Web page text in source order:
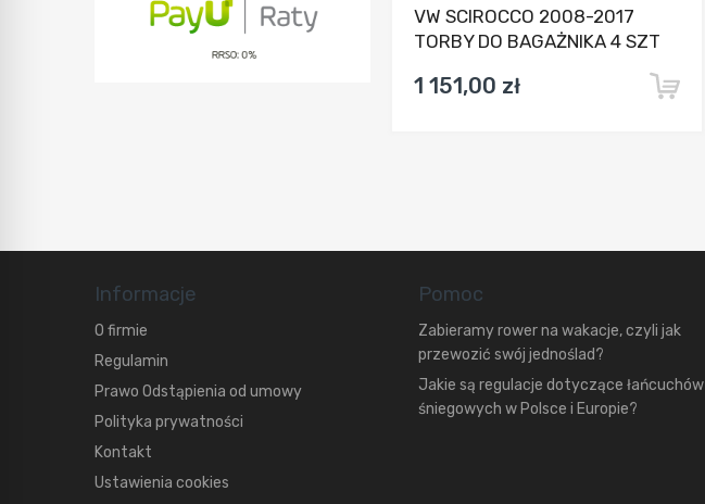
VW SCIROCCO 2008-2017
TORBY DO BAGAŻNIKA 4 SZT
1 151,00 zł
Informacje
O firmie
Regulamin
Prawo Odstąpienia od umowy
Polityka prywatności
Kontakt
Ustawienia cookies
Pomoc
Zabieramy rower na wakacje, czyli jak
przewozić swój jednoślad?
Jakie są regulacje dotyczące łańcuchów
śniegowych w Polsce i Europie?